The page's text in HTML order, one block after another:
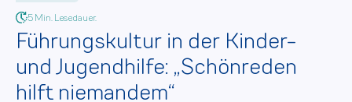
5 Min. Lesedauer.
Führungskultur in der Kinder-
und Jugendhilfe: „Schönreden
hilft niemandem“